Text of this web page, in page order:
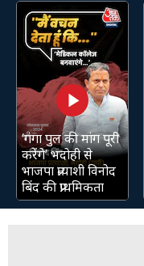
‘गंगा पुल की मांग पूरी
करेंगे’ भदोही से
भाजपा प्रत्याशी विनोद
बिंद की प्राथमिकता